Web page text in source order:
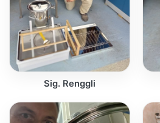
Sig. Renggli